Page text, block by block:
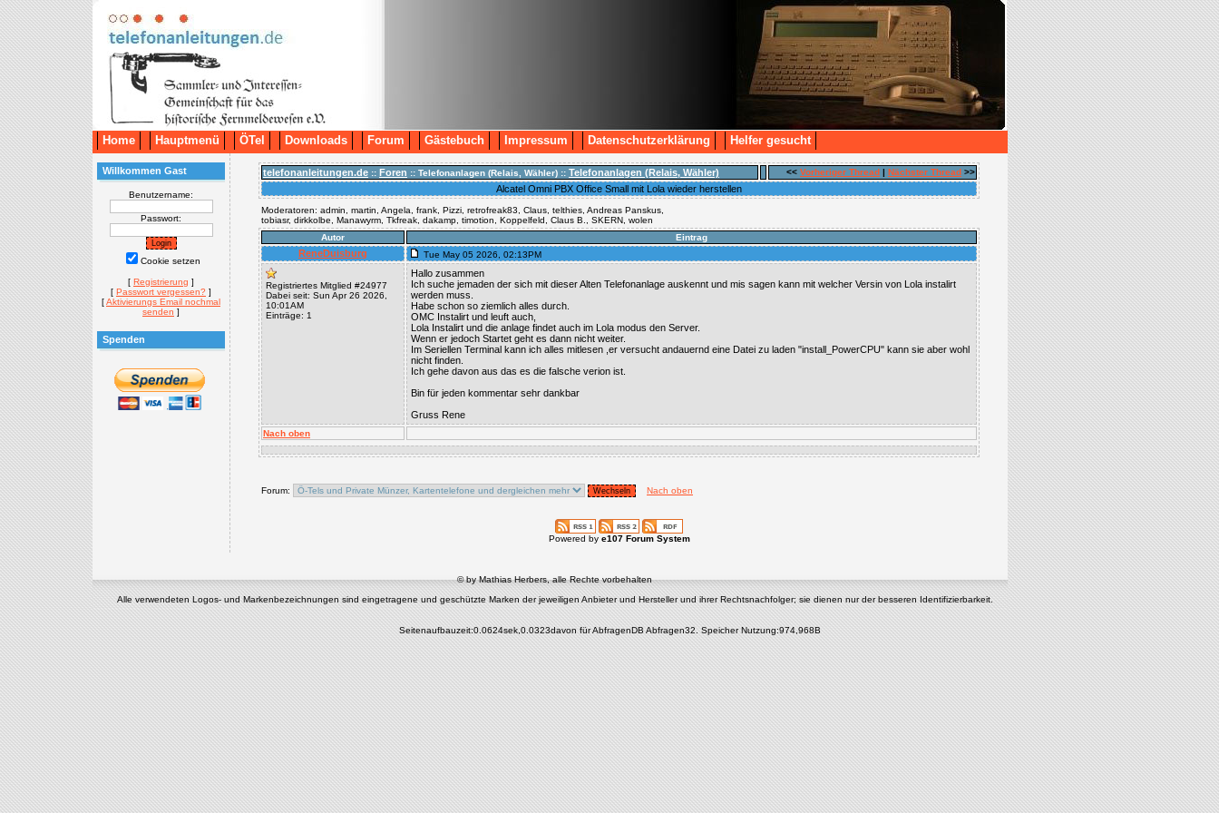
Home Hauptmenü ÖTel Downloads Forum Gästebuch Impressum Datenschutzerklärung Helfer gesucht
Willkommen Gast
Benutzername:
Passwort:
Cookie setzen
[ Registrierung ]
[ Passwort vergessen? ]
[Aktivierungs Email nochmal
senden ]
Spenden
telefonanleitungen.de :: Foren :: Telefonanlagen (Relais, Wähler) :: Telefonanlagen (Relais, Wähler) << Vorheriger Thread | Nächster Thread >>
Alcatel Omni PBX Office Small mit Lola wieder herstellen
Moderatoren: admin, martin, Angela, frank, Pizzi, retrofreak83, Claus, telthies, Andreas Panskus,
tobiasr, dirkkolbe, Manawyrm, Tkfreak, dakamp, timotion, Koppelfeld, Claus B., SKERN, wolen
Autor
Eintrag
ReneDuisburg Tue May 05 2026, 02:13PM
Registriertes Mitglied #24977
Dabei seit: Sun Apr 26 2026,
10:01AM
Einträge: 1
Hallo zusammen
Ich suche jemaden der sich mit dieser Alten Telefonanlage auskennt und mis sagen kann mit welcher Versin von Lola instalirt
werden muss.
Habe schon so ziemlich alles durch.
OMC Instalirt und leuft auch,
Lola Instalirt und die anlage findet auch im Lola modus den Server.
Wenn er jedoch Startet geht es dann nicht weiter.
Im Seriellen Terminal kann ich alles mitlesen ,er versucht andauernd eine Datei zu laden "install_PowerCPU" kann sie aber wohl
nicht finden.
Ich gehe davon aus das es die falsche verion ist.
Bin für jeden kommentar sehr dankbar
Gruss Rene
Nach oben
Forum: Nach oben
Powered by e107 Forum System
© by Mathias Herbers, alle Rechte vorbehalten
Alle verwendeten Logos- und Markenbezeichnungen sind eingetragene und geschützte Marken der jeweiligen Anbieter und Hersteller und ihrer Rechtsnachfolger; sie dienen nur der besseren Identifizierbarkeit.
Seitenaufbauzeit:0.0624sek,0.0323davon für AbfragenDB Abfragen32. Speicher Nutzung:974,968B